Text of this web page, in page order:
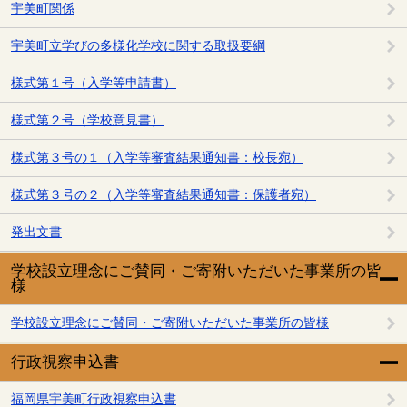
宇美町関係
宇美町立学びの多様化学校に関する取扱要綱
様式第１号（入学等申請書）
様式第２号（学校意見書）
様式第３号の１（入学等審査結果通知書：校長宛）
様式第３号の２（入学等審査結果通知書：保護者宛）
発出文書
学校設立理念にご賛同・ご寄附いただいた事業所の皆
様
学校設立理念にご賛同・ご寄附いただいた事業所の皆様
行政視察申込書
福岡県宇美町行政視察申込書